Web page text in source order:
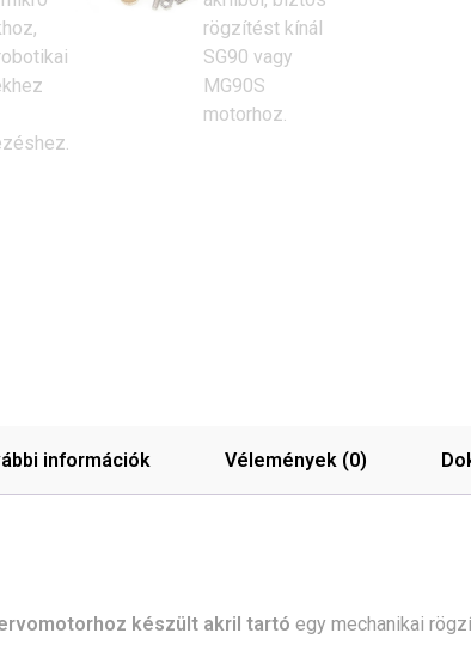
információk Vélemények (0)
készült akril tartó egy mechanikai